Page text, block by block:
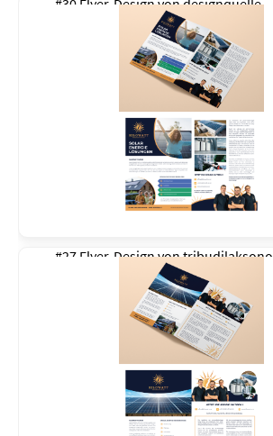
#30 Flyer-Design vondesignquelle
#27 Flyer-Design vontribudilaksono